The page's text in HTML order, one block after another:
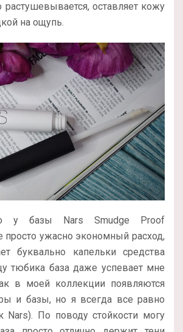
растушевывается, оставляет кожу
на ощупь.
у базы Nars Smudge Proof
просто ужасно экономный расход,
буквально капельки средства
тюбика база даже успевает мне
в моей коллекции появляются
и базы, но я всегда все равно
Nars). По поводу стойкости могу